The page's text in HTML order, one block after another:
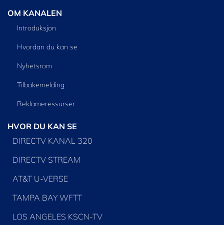
OM KANALEN
Introduksjon
Hvordan du kan se
Nyhetsrom
Tilbakemelding
Reklameressurser
HVOR DU KAN SE
DIRECTV KANAL 320
DIRECTV STREAM
AT&T U-VERSE
TAMPA BAY WFTT
LOS ANGELES KSCN-TV